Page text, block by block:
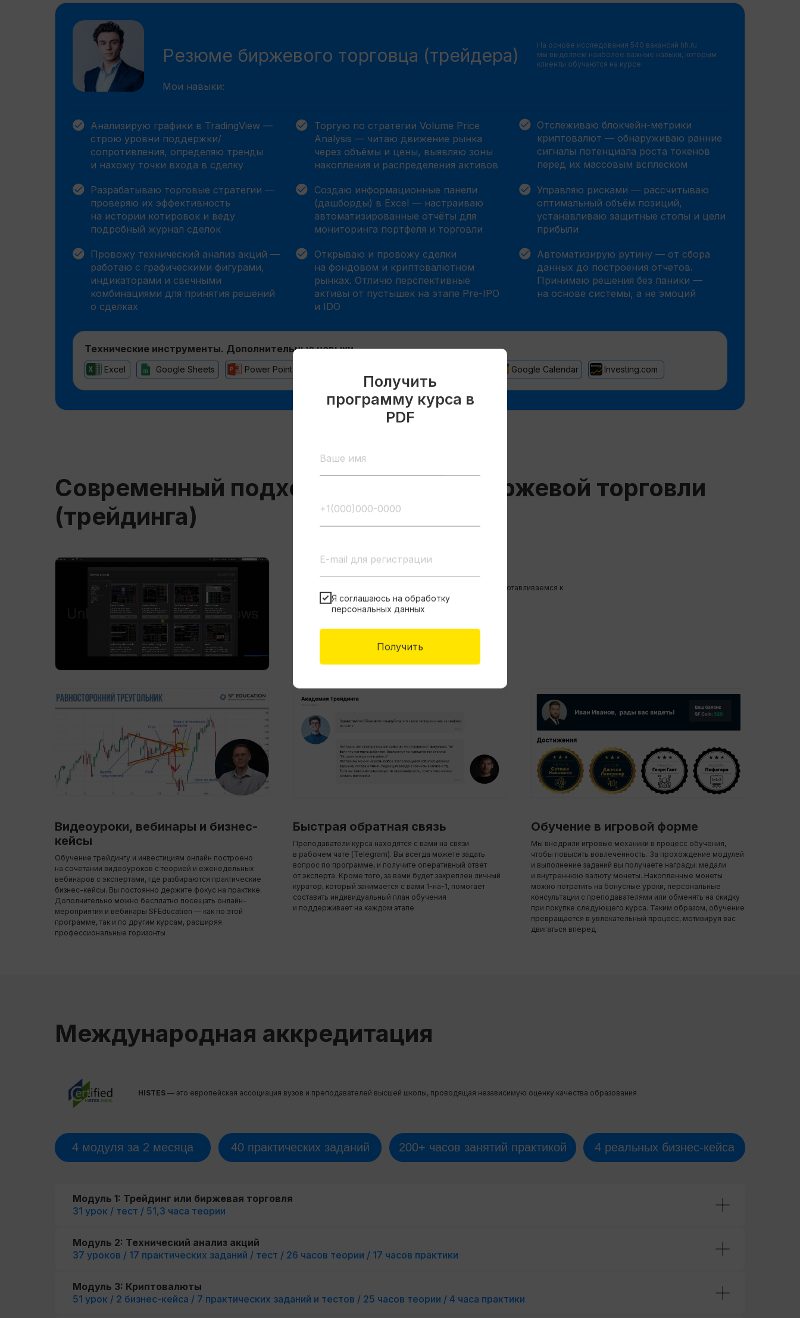
Мои навыки:
Анализирую графики в TradingView —
строю уровни поддержки/
сопротивления, определяю тренды
и нахожу точки входа в сделку
Резюме биржевого торговца (трейдера)
Отслеживаю блокчейн-метрики
криптовалют — обнаруживаю ранние
сигналы потенциала роста токенов
перед их массовым всплеском
На основе исследования 540 вакансий hh.ru
мы выделяем наиболее важные навыки, которым
клиенты обучаются на курсе
Провожу технический анализ акций —
работаю с графическими фигурами,
индикаторами и свечными
комбинациями для принятия решений
о сделках
Управляю рисками — рассчитываю
оптимальный объём позиций,
устанавливаю защитные стопы и цели
прибыли
Создаю информационные панели
(дашборды) в Excel — настраиваю
автоматизированные отчёты для
мониторинга портфеля и торговли
Разрабатываю торговые стратегии —
проверяю их эффективность
на истории котировок и веду
подробный журнал сделок
Автоматизирую рутину — от сбора
данных до построения отчетов.
Принимаю решения без паники —
на основе системы, а не эмоций
Открываю и провожу сделки
на фондовом и криптовалютном
рынках. Отличю перспективные
активы от пустышек на этапе Pre-IPO
и IDO
Торгую по стратегии Volume Price
Analysis — читаю движение рынка
через объёмы и цены, выявляю зоны
накопления и распределения активов
Технические инструменты. Дополнительные навыки
Excel Google Sheets Google Calendar Investing.com
Power Point
Современный подход к обучению биржевой торговли
(трейдинга)
Практический подход
На видео указан пример, где настраиваем терминал - подготавливаемся к
торговой сессии
Видеоуроки, вебинары и бизнес-
кейсы
Обучение трейдингу и инвестициям онлайн построено
на сочетании видеоуроков с теорией и еженедельных
вебинаров с экспертами, где разбираются практические
бизнес-кейсы. Вы постоянно держите фокус на практике.
Дополнительно можно бесплатно посещать онлайн-
мероприятия и вебинары SFEducation — как по этой
программе, так и по другим курсам, расширяя
профессиональные горизонты
Быстрая обратная связь
Преподаватели курса находятся с вами на связи
в рабочем чате (Telegram). Вы всегда можете задать
вопрос по программе, и получите оперативный ответ
от эксперта. Кроме того, за вами будет закреплен личный
куратор, который занимается с вами 1-на-1, помогает
составить индивидуальный план обучения
и поддерживает на каждом этапе
Обучение в игровой форме
Мы внедрили игровые механики в процесс обучения,
чтобы повысить вовлеченность. За прохождение модулей
и выполнение заданий вы получаете награды: медали
и внутреннюю валюту монеты. Накопленные монеты
можно потратить на бонусные уроки, персональные
консультации с преподавателями или обменять на скидку
при покупке следующего курса. Таким образом, обучение
превращается в увлекательный процесс, мотивируя вас
двигаться вперед
Международная аккредитация
HISTES — это европейская ассоциация вузов и преподавателей высшей школы, проводящая независимую оценку качества образования
4 модуля за 2 месяца 40 практических заданий 200+ часов занятий практикой 4 реальных бизнес-кейса
Модуль 1: Трейдинг или биржевая торговля
31 урок / тест / 51,3 часа теории
Модуль 2: Технический анализ акций
37 уроков / 17 практических заданий / тест / 26 часов теории / 17 часов практики
Модуль 3: Криптовалюты
51 урок / 2 бизнес-кейса / 7 практических заданий и тестов / 25 часов теории / 4 часа практики
Получить
программу курса в
PDF
Я соглашаюсь на обработку
персональных данных
Получить